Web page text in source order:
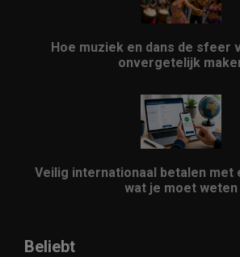
Hoe muziek en dans de sfeer
onvergetelijk
Veilig internationaal betalen met
wat je moet weten
Beliebt